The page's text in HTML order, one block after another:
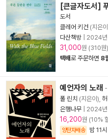
[큰글자도서]
도서
클레어 키건 (지은이
다산책방
2024년
31,000원 (310원)
택배로 주문하면 8
예언자의 노래
폴 린치 (지은이),
은행나무
2024년
16,200원 (10%
양탄자배송 밤 11시